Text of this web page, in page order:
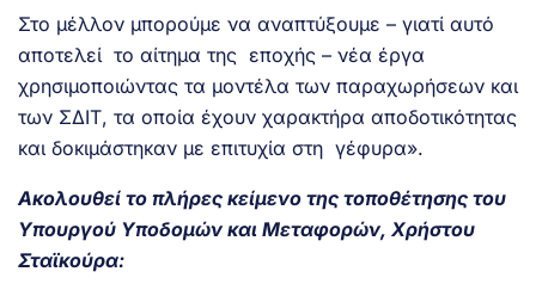
Στο μέλλον μπορούμε να αναπτύξουμε – γιατί αυτό
αποτελεί το αίτημα της εποχής – νέα έργα
χρησιμοποιώντας τα μοντέλα των παραχωρήσεων και
των ΣΔΙΤ, τα οποία έχουν χαρακτήρα αποδοτικότητας
και δοκιμάστηκαν με επιτυχία στη γέφυρα».
Ακολουθεί το πλήρες κείμενο της τοποθέτησης του
Υπουργού Υποδομών και Μεταφορών, Χρήστου
Σταϊκούρα: